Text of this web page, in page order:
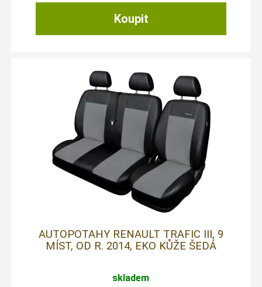
AUTOPOTAHY RENAULT TRAFIC III, 9
MÍST, OD R. 2014, EKO KŮŽE ŠEDÁ
skladem